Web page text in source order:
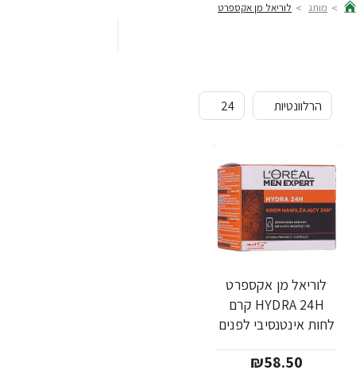
מותג לוריאל מן אקספרט
לוריאל מן אקספרט
HYDRA 24H קרם
לחות אינטנסיבי לפנים
L'OREAL
₪58.50